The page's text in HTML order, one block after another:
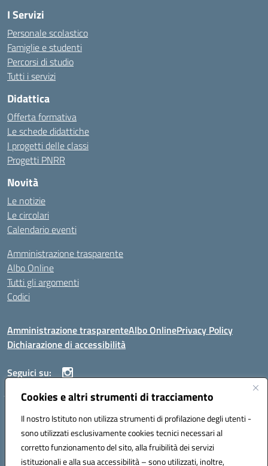
Cookies e altri strumenti di tracciamento
Il nostro Istituto non utilizza strumenti di profilazione degli utenti -
sono utilizzati esclusivamente cookies tecnici necessari al
corretto funzionamento del sito, alla fruibilità dei servizi
istituzionali e alla sua accessibilità – sono utilizzati, inoltre,
I Servizi
Personale scolastico
Famiglie e studenti
Percorsi di studio
Tutti i servizi
Didattica
Offerta formativa
Le schede didattiche
I progetti delle classi
Progetti PNRR
Novità
Le notizie
Le circolari
Calendario eventi
Amministrazione trasparente
Albo Online
Tutti gli argomenti
Codici
Amministrazione trasparenteAlbo OnlinePrivacy Policy
Dichiarazione di accessibilità
Seguici su:
ISTITUTO ISTRUZIONE SUPERIORE ANGELO ROTH
Codice fiscale: 80004310902 Codice meccanografico: SSIS019006
Telefono: 079951627